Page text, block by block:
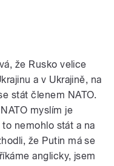
že Rusko velice
a v Ukrajině, na
stát členem NATO.
myslím je
nemohlo stát a na
že Putin má se
anglicky, jsem